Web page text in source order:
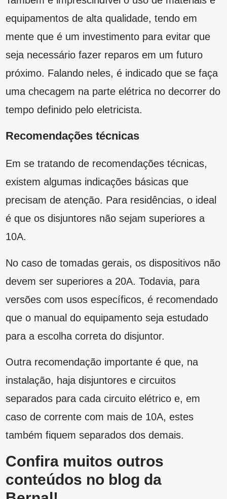
versões com usos específicos, é recomendado
que o manual do equipamento seja estudado
para a escolha correta do disjuntor.
Outra recomendação importante é que, na
instalação, haja disjuntores e circuitos
separados para cada circuito elétrico e, em
caso de corrente com mais de 10A, estes
conteúdos no blog da
Bernal!
Viu como é importante entender sobre a tabela
de disjuntores e suas características para
escolher o dispositivo correto? Para isso, você
pode contar com a Bernal! Nós te auxiliamos e
indicamos os melhores serviços e materiais
navegando em nosso blog e confira muitas
outras dicas!
Posts Relacionados